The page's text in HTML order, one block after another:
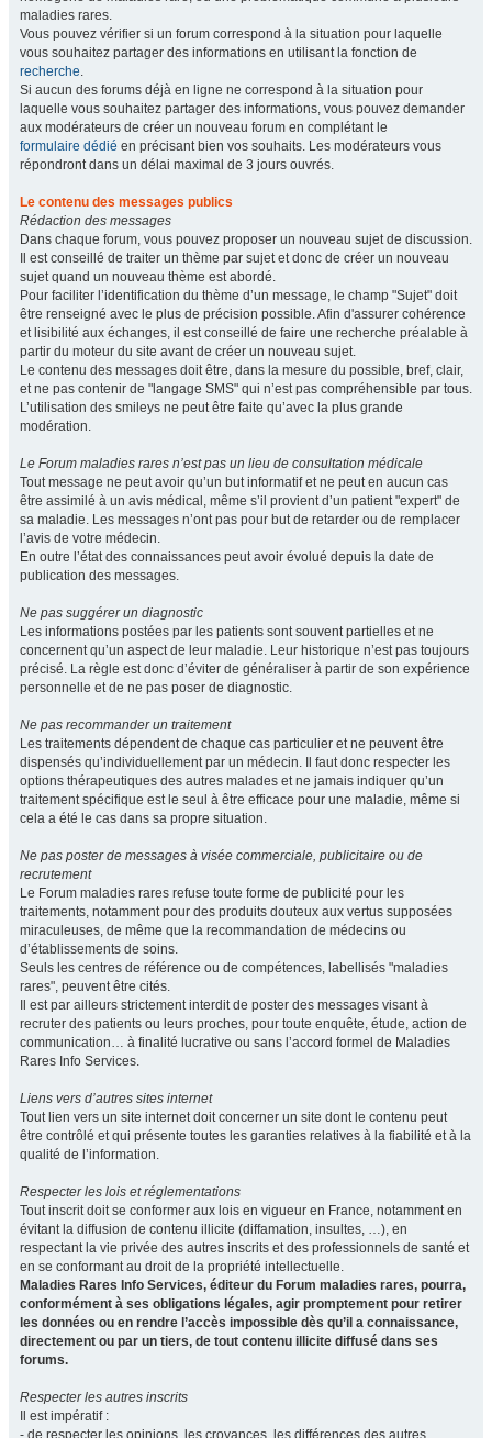
maladies rares.
Vous pouvez vérifier si un forum correspond à la situation pour laquelle
vous souhaitez partager des informations en utilisant la fonction de
recherche.
Si aucun des forums déjà en ligne ne correspond à la situation pour
laquelle vous souhaitez partager des informations, vous pouvez demander
aux modérateurs de créer un nouveau forum en complétant le
formulaire dédié en précisant bien vos souhaits. Les modérateurs vous
répondront dans un délai maximal de 3 jours ouvrés.
Le contenu des messages publics
Rédaction des messages
Dans chaque forum, vous pouvez proposer un nouveau sujet de discussion.
Il est conseillé de traiter un thème par sujet et donc de créer un nouveau
sujet quand un nouveau thème est abordé.
Pour faciliter l’identification du thème d’un message, le champ "Sujet" doit
être renseigné avec le plus de précision possible. Afin d'assurer cohérence
et lisibilité aux échanges, il est conseillé de faire une recherche préalable à
partir du moteur du site avant de créer un nouveau sujet.
Le contenu des messages doit être, dans la mesure du possible, bref, clair,
et ne pas contenir de "langage SMS" qui n’est pas compréhensible par tous.
L’utilisation des smileys ne peut être faite qu’avec la plus grande
modération.
Le Forum maladies rares n’est pas un lieu de consultation médicale
Tout message ne peut avoir qu’un but informatif et ne peut en aucun cas
être assimilé à un avis médical, même s’il provient d’un patient "expert" de
sa maladie. Les messages n’ont pas pour but de retarder ou de remplacer
l’avis de votre médecin.
En outre l’état des connaissances peut avoir évolué depuis la date de
publication des messages.
Ne pas suggérer un diagnostic
Les informations postées par les patients sont souvent partielles et ne
concernent qu’un aspect de leur maladie. Leur historique n’est pas toujours
précisé. La règle est donc d’éviter de généraliser à partir de son expérience
personnelle et de ne pas poser de diagnostic.
Ne pas recommander un traitement
Les traitements dépendent de chaque cas particulier et ne peuvent être
dispensés qu’individuellement par un médecin. Il faut donc respecter les
options thérapeutiques des autres malades et ne jamais indiquer qu’un
traitement spécifique est le seul à être efficace pour une maladie, même si
cela a été le cas dans sa propre situation.
Ne pas poster de messages à visée commerciale, publicitaire ou de
recrutement
Le Forum maladies rares refuse toute forme de publicité pour les
traitements, notamment pour des produits douteux aux vertus supposées
miraculeuses, de même que la recommandation de médecins ou
d’établissements de soins.
Seuls les centres de référence ou de compétences, labellisés "maladies
rares", peuvent être cités.
Il est par ailleurs strictement interdit de poster des messages visant à
recruter des patients ou leurs proches, pour toute enquête, étude, action de
communication… à finalité lucrative ou sans l’accord formel de Maladies
Rares Info Services.
Liens vers d’autres sites internet
Tout lien vers un site internet doit concerner un site dont le contenu peut
être contrôlé et qui présente toutes les garanties relatives à la fiabilité et à la
qualité de l’information.
Respecter les lois et réglementations
Tout inscrit doit se conformer aux lois en vigueur en France, notamment en
évitant la diffusion de contenu illicite (diffamation, insultes, …), en
respectant la vie privée des autres inscrits et des professionnels de santé et
en se conformant au droit de la propriété intellectuelle.
Maladies Rares Info Services, éditeur du Forum maladies rares, pourra,
conformément à ses obligations légales, agir promptement pour retirer
les données ou en rendre l’accès impossible dès qu’il a connaissance,
directement ou par un tiers, de tout contenu illicite diffusé dans ses
forums.
Respecter les autres inscrits
Il est impératif :
- de respecter les opinions, les croyances, les différences des autres